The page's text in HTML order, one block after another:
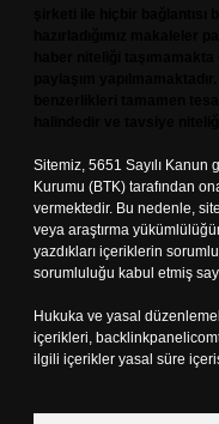
Sitemiz, 5651 Sayılı
Kurumu (BTK) tarafından
vermektedir. Bu nedenle,
veya araştırma
yazdıkları içeriklerin
sorumluluğu kabul etmiş
Hukuka ve yasal
içerikleri,
ilgili içerikler yasal süre